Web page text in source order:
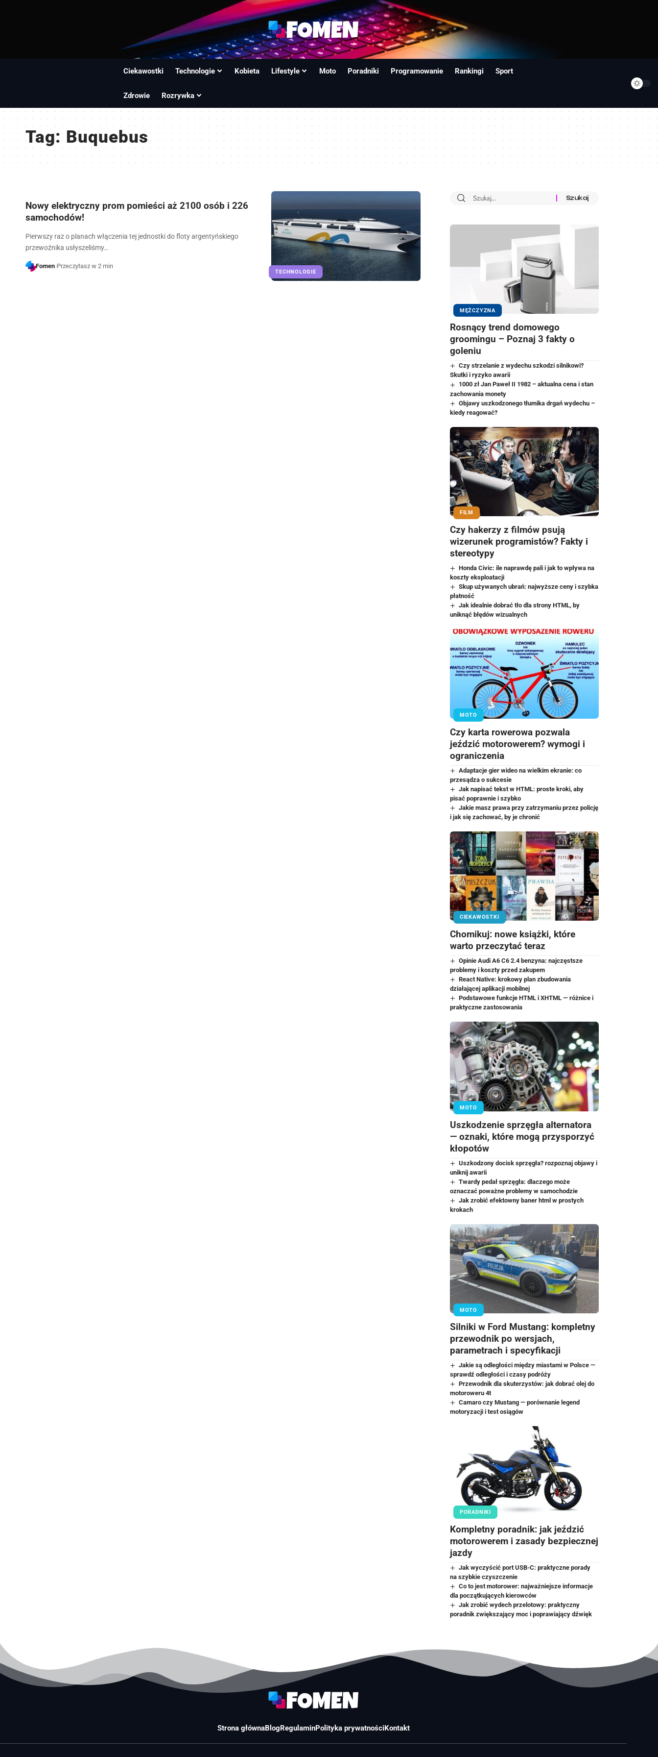
Ciekawostki Technologie Kobieta Lifestyle Moto Poradniki Programowanie Rankingi Sport
Zdrowie Rozrywka
Tag:Buquebus
TECHNOLOGIE
Nowy elektryczny prom pomieści aż 2100 osób i 226
samochodów!
Pierwszy raz o planach włączenia tej jednostki do floty argentyńskiego
przewoźnika usłyszeliśmy…
Fomen Przeczytasz w 2 min
MĘŻCZYZNA
Rosnący trend domowego
groomingu – Poznaj 3 fakty o
goleniu
Czy strzelanie z wydechu szkodzi silnikowi?
Skutki i ryzyko awarii
1000 zł Jan Paweł II 1982 – aktualna cena i stan
zachowania monety
Objawy uszkodzonego tłumika drgań wydechu –
kiedy reagować?
FILM
Czy hakerzy z filmów psują
wizerunek programistów? Fakty i
stereotypy
Honda Civic: ile naprawdę pali i jak to wpływa na
koszty eksploatacji
Skup używanych ubrań: najwyższe ceny i szybka
płatność
Jak idealnie dobrać tło dla strony HTML, by
uniknąć błędów wizualnych
MOTO
Czy karta rowerowa pozwala
jeździć motorowerem? wymogi i
ograniczenia
Adaptacje gier wideo na wielkim ekranie: co
przesądza o sukcesie
Jak napisać tekst w HTML: proste kroki, aby
pisać poprawnie i szybko
Jakie masz prawa przy zatrzymaniu przez policję
i jak się zachować, by je chronić
CIEKAWOSTKI
Chomikuj: nowe książki, które
warto przeczytać teraz
Opinie Audi A6 C6 2.4 benzyna: najczęstsze
problemy i koszty przed zakupem
React Native: krokowy plan zbudowania
działającej aplikacji mobilnej
Podstawowe funkcje HTML i XHTML — różnice i
praktyczne zastosowania
MOTO
Uszkodzenie sprzęgła alternatora
— oznaki, które mogą przysporzyć
kłopotów
Uszkodzony docisk sprzęgła? rozpoznaj objawy i
uniknij awarii
Twardy pedał sprzęgła: dlaczego może
oznaczać poważne problemy w samochodzie
Jak zrobić efektowny baner html w prostych
krokach
MOTO
Silniki w Ford Mustang: kompletny
przewodnik po wersjach,
parametrach i specyfikacji
Jakie są odległości między miastami w Polsce —
sprawdź odległości i czasy podróży
Przewodnik dla skuterzystów: jak dobrać olej do
motoroweru 4t
Camaro czy Mustang — porównanie legend
motoryzacji i test osiągów
PORADNIKI
Kompletny poradnik: jak jeździć
motorowerem i zasady bezpiecznej
jazdy
Jak wyczyścić port USB-C: praktyczne porady
na szybkie czyszczenie
Co to jest motorower: najważniejsze informacje
dla początkujących kierowców
Jak zrobić wydech przelotowy: praktyczny
poradnik zwiększający moc i poprawiający dźwięk
Strona głównaBlogRegulaminPolityka prywatnościKontakt